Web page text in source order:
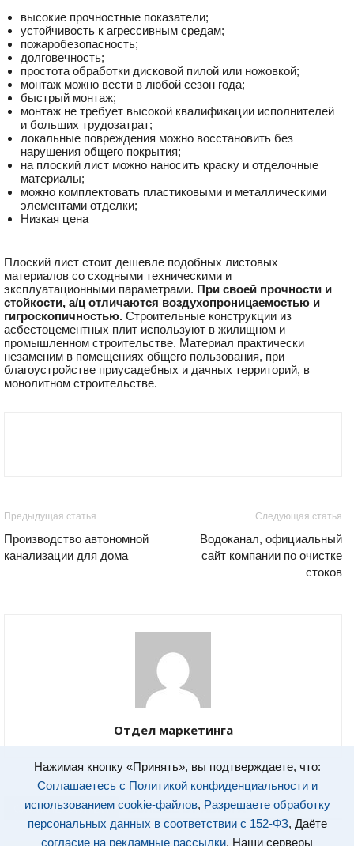
Нажимая кнопку «Принять», вы подтверждаете, что:
Соглашаетесь с Политикой конфиденциальности и
использованием cookie-файлов, Разрешаете обработку
персональных данных в соответствии с 152-ФЗ, Даёте
согласие на рекламные рассылки. Наши серверы
высокие прочностные показатели;
устойчивость к агрессивным средам;
пожаробезопасность;
долговечность;
простота обработки дисковой пилой или ножовкой;
монтаж можно вести в любой сезон года;
быстрый монтаж;
монтаж не требует высокой квалификации исполнителей
и больших трудозатрат;
локальные повреждения можно восстановить без
нарушения общего покрытия;
на плоский лист можно наносить краску и отделочные
материалы;
можно комплектовать пластиковыми и металлическими
элементами отделки;
Низкая цена
Плоский лист стоит дешевле подобных листовых
материалов со сходными техническими и
эксплуатационными параметрами. При своей прочности и
стойкости, а/ц отличаются воздухопроницаемостью и
гигроскопичностью. Строительные конструкции из
асбестоцементных плит используют в жилищном и
промышленном строительстве. Материал практически
незаменим в помещениях общего пользования, при
благоустройстве приусадебных и дачных территорий, в
монолитном строительстве.
Предыдущая статья
Производство автономной
канализации для дома
Следующая статья
Водоканал, официальный
сайт компании по очистке
стоков
Отдел маркетинга
СХОЖИЕ СТАТЬИ БОЛЬШЕ ОТ АВТОРА